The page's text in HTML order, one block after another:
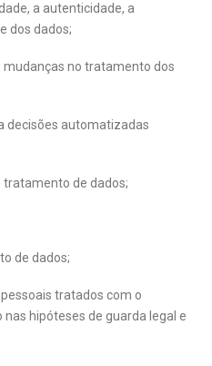
a autenticidade, a
dos dados;
mudanças no tratamento dos
decisões automatizadas
tratamento de dados;
de dados;
tratados com o
hipóteses de guarda legal e